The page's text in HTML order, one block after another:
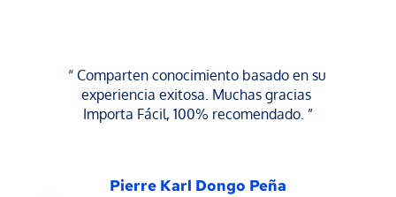
“ Comparten conocimiento basado en su
experiencia exitosa. Muchas gracias
Importa Fácil, 100% recomendado. ”
Pierre Karl Dongo Peña